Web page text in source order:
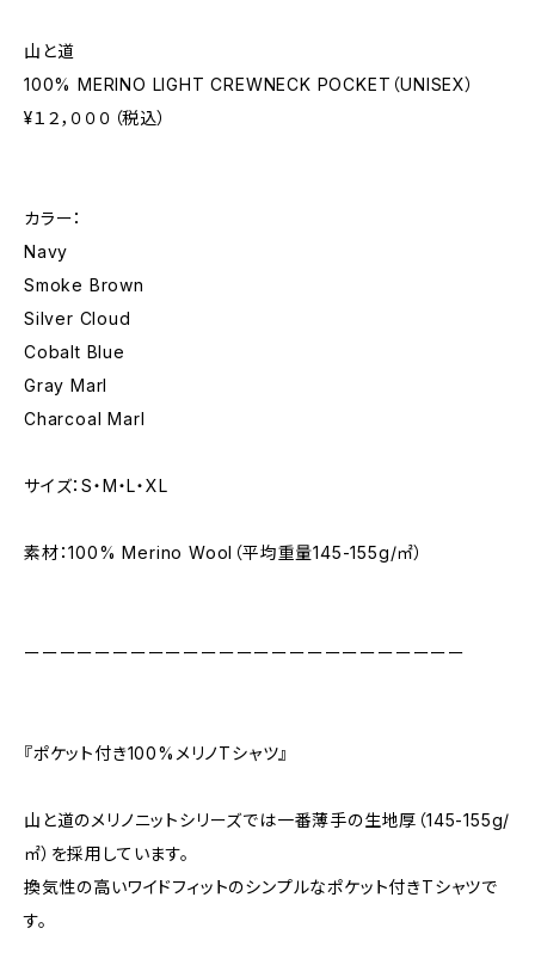
山と道
100% MERINO LIGHT CREWNECK POCKET（UNISEX）
¥１２，０００（税込）
カラー：
Navy
Smoke Brown
Silver Cloud
Cobalt Blue
Gray Marl
Charcoal Marl
サイズ：S・M・L・XL
素材：100% Merino Wool（平均重量145-155g/㎡）
ーーーーーーーーーーーーーーーーーーーーーーーーー
『ポケット付き100%メリノTシャツ』
山と道のメリノニットシリーズでは一番薄手の生地厚（145-155g/
㎡）を採用しています。
換気性の高いワイドフィットのシンプルなポケット付きTシャツで
す。